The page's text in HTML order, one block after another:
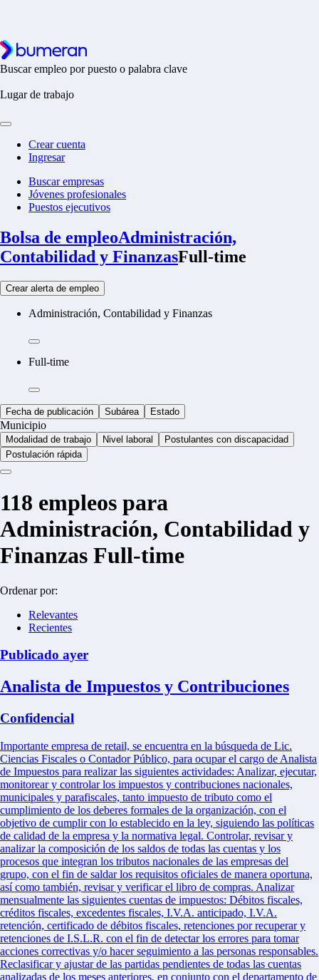
Buscar empleo por puesto o palabra clave
Lugar de trabajo
Crear cuenta
Ingresar
Buscar empresas
Jóvenes profesionales
Puestos ejecutivos
Bolsa de empleoAdministración,
Contabilidad y FinanzasFull-time
Crear alerta de empleo
Administración, Contabilidad y Finanzas
Full-time
Fecha de publicación Subárea Estado
Municipio
Modalidad de trabajo Nivel laboral
Postulantes con discapacidad
Postulación rápida
118 empleos para
Administración, Contabilidad y
Finanzas Full-time
Ordenar por:
Relevantes
Recientes
Publicado ayer
Analista de Impuestos y Contribuciones
Confidencial
Importante empresa de retail, se encuentra en la búsqueda de Lic.
Ciencias Fiscales o Contador Público, para ocupar el cargo de Analista
de Impuestos para realizar las siguientes actividades: Analizar, ejecutar,
monitorear y controlar los impuestos y contribuciones nacionales,
municipales y parafiscales, tanto impuesto de tributo como el
cumplimiento de los deberes formales de la organización, con el
objetivo de cumplir con lo establecido en la ley, siguiendo las políticas
de calidad de la empresa y la normativa legal. Controlar, revisar y
analizar la composición de los saldos de todas las cuentas y los
procesos que integran los tributos nacionales de las empresas del
grupo, con el fin de saldar los requisitos oficiales de manera oportuna,
así como también, revisar y verificar el libro de compras. Analizar
mensualmente las siguientes cuentas de impuestos: Débitos fiscales,
créditos fiscales, excedentes fiscales, I.V.A. anticipado, I.V.A.
retención, certificado de débitos fiscales, retenciones por recuperar y
retenciones de I.S.L.R. con el fin de detectar los errores para tomar
acciones correctivas y/o hacer seguimiento a las personas responsables.
Reclasificar y ajustar de las partidas pendientes de todas las cuentas
analizadas de los meses anteriores, en conjunto con el departamento de